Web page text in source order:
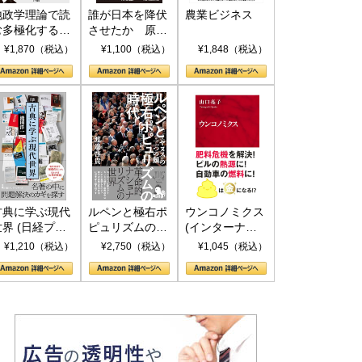
政学理論で読
多極化する世
トランプと
¥1,870（税込）
誰が日本を降伏
させたか 原爆
投下、ソ連参
(PHP新書)
¥1,100（税込）
農業ビジネス
¥1,848（税込）
典に学ぶ現代
界 (日経プレ
アシリーズ)
¥1,210（税込）
ルペンと極右ポ
ピュリズムの時
代：〈ヤヌス〉
¥2,750（税込）
ウンコノミクス
(インターナシ
ョナル新書)
¥1,045（税込）